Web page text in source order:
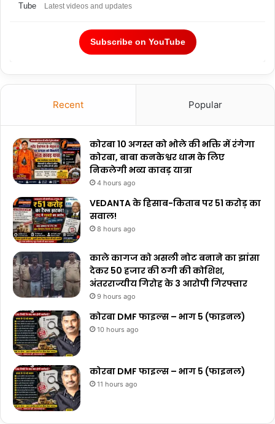
Latest videos and updates
Subscribe on YouTube
Recent Popular
कोरबा 10 अगस्त को भोले की भक्ति में रंगेगा
कोरबा, बाबा कनकेश्वर धाम के लिए
निकलेगी भव्य कावड़ यात्रा
4 hours ago
VEDANTA के हिसाब-किताब पर ₹51 करोड़ का
सवाल!
8 hours ago
काले कागज को असली नोट बनाने का झांसा
देकर 50 हजार की ठगी की कोशिश,
अंतरराज्यीय गिरोह के 3 आरोपी गिरफ्तार
9 hours ago
कोरबा DMF फाइल्स – भाग 5 (फाइनल)
10 hours ago
कोरबा DMF फाइल्स – भाग 5 (फाइनल)
11 hours ago